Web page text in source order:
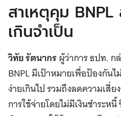
สาเหตุคุม BNPL
เกินจำเป็น
วิทัย รัตนากรผู้ว่าการ ธปท. ก
BNPL มีเป้าหมายเพื่อป้องกันไ
ง่ายเกินไป รวมถึงลดความเสี่
การใช้จ่ายโดยไม่มีเงินชำระห